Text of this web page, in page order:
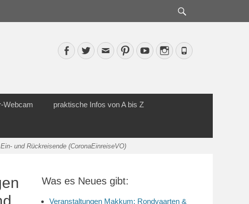
Facebook
TwitterEmailPinterestYouTubeInstagram
Phone
Webcam praktische Infos von A bis Z
und Rückreisende (CoronaEinreiseVO)
Was es Neues gibt:
Veranstaltungen Makkum: Rondvaarten &